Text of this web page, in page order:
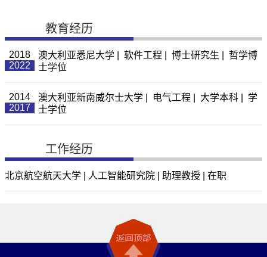
教育经历
2018
2022
澳大利亚悉尼大学 | 软件工程 | 博士研究生 | 哲学博
士学位
2014
2017
澳大利亚新南威尔士大学 | 电气工程 | 大学本科 | 学
士学位
工作经历
北京航空航天大学 | 人工智能研究院 | 助理教授 | 在职